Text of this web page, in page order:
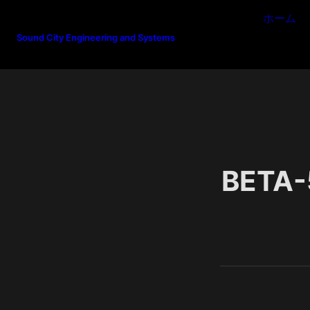
Sound City Engineering and Systems
ホーム